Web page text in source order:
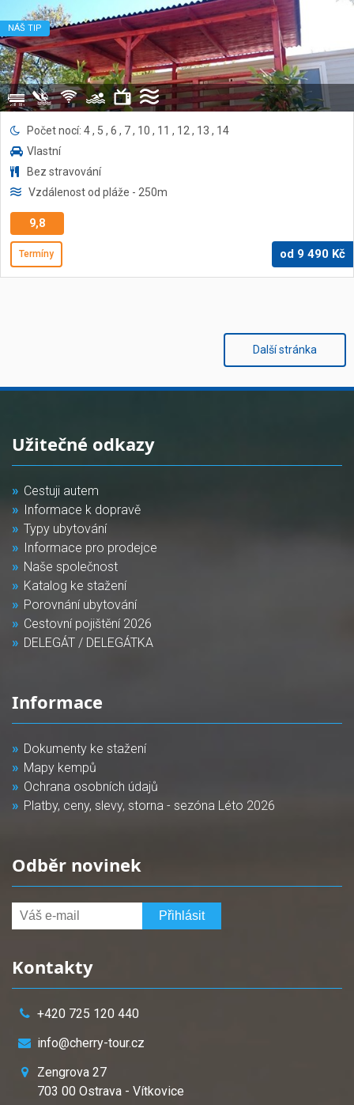
NÁŠ TIP
Počet nocí: 4 , 5 , 6 , 7 , 10 , 11 , 12 , 13 , 14
Vlastní
Bez stravování
Vzdálenost od pláže - 250m
9,8
Termíny od 9 490 Kč
Další stránka
Užitečné odkazy
Cestuji autem
Informace k dopravě
Typy ubytování
Informace pro prodejce
Naše společnost
Katalog ke stažení
Porovnání ubytování
Cestovní pojištění 2026
DELEGÁT / DELEGÁTKA
Informace
Dokumenty ke stažení
Mapy kempů
Ochrana osobních údajů
Platby, ceny, slevy, storna - sezóna Léto 2026
Odběr novinek
Kontakty
+420 725 120 440
info@cherry-tour.cz
Zengrova 27
703 00 Ostrava - Vítkovice